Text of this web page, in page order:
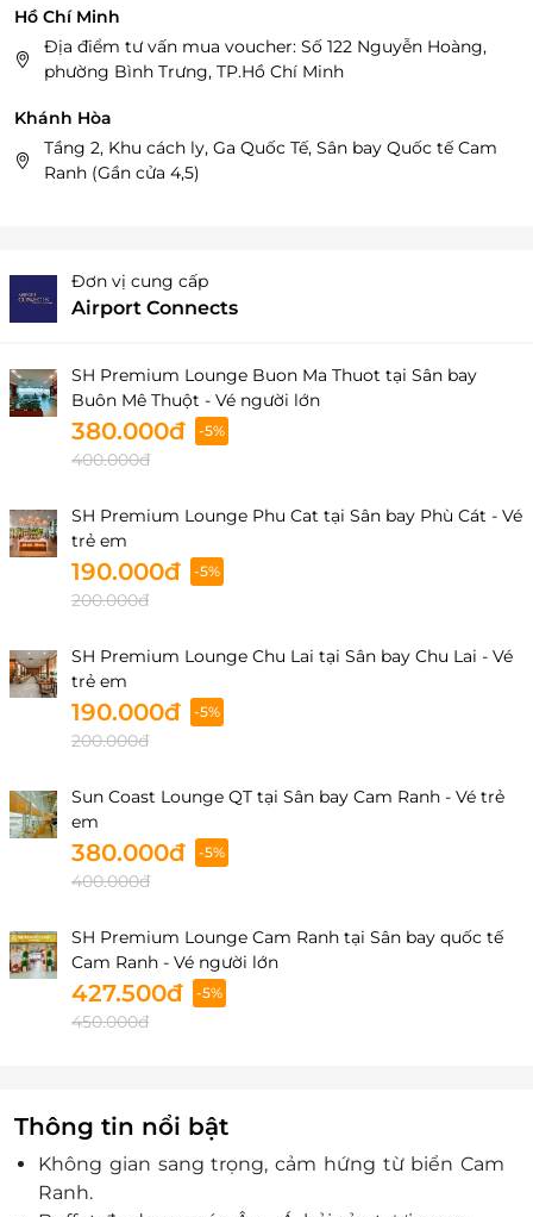
Hồ Chí Minh
Địa điểm tư vấn mua voucher: Số 122 Nguyễn Hoàng,
phường Bình Trưng, TP.Hồ Chí Minh
Khánh Hòa
Tầng 2, Khu cách ly, Ga Quốc Tế, Sân bay Quốc tế Cam
Ranh (Gần cửa 4,5)
Đơn vị cung cấp
Airport Connects
SH Premium Lounge Buon Ma Thuot tại Sân bay
Buôn Mê Thuột - Vé người lớn
380.000đ -5%
400.000đ
SH Premium Lounge Phu Cat tại Sân bay Phù Cát - Vé
trẻ em
190.000đ -5%
200.000đ
SH Premium Lounge Chu Lai tại Sân bay Chu Lai - Vé
trẻ em
190.000đ -5%
200.000đ
Sun Coast Lounge QT tại Sân bay Cam Ranh - Vé trẻ
em
380.000đ -5%
400.000đ
SH Premium Lounge Cam Ranh tại Sân bay quốc tế
Cam Ranh - Vé người lớn
427.500đ -5%
450.000đ
Thông tin nổi bật
Không gian sang trọng, cảm hứng từ biển Cam
Ranh.